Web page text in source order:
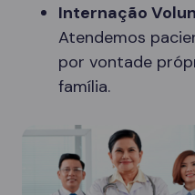
Internação
Atendemos
por vontade
família.